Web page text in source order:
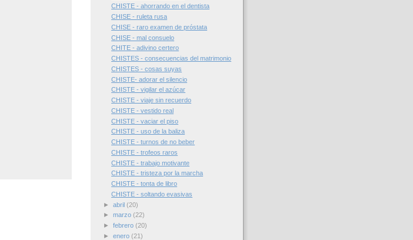
CHISTE - ahorrando en el dentista
CHISE - ruleta rusa
CHISE - raro examen de próstata
CHISE - mal consuelo
CHITE - adivino certero
CHISTES - consecuencias del matrimonio
CHISTES - cosas suyas
CHISTE- adorar el silencio
CHISTE - vigilar el azúcar
CHISTE - viaje sin recuerdo
CHISTE - vestido real
CHISTE - vaciar el piso
CHISTE - uso de la baliza
CHISTE - turnos de no beber
CHISTE - trofeos raros
CHISTE - trabajo motivante
CHISTE - tristeza por la marcha
CHISTE - tonta de libro
CHISTE - soltando evasivas
► abril (20)
► marzo (22)
► febrero (20)
► enero (21)